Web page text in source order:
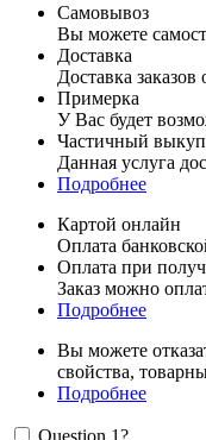
Самовывоз
Вы можете
Доставка
Доставка
Примерка
У Вас будет
Частичный выкуп
Данная услуга
Подробнее
Картой онлайн
Оплата
Оплата при
Заказ можно
Подробнее
Вы можете
свойства,
Подробнее
Question 1?